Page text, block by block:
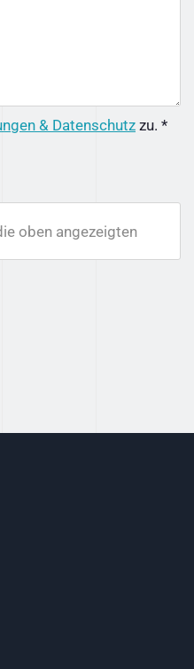
& Datenschutzzu. *
oben angezeigten